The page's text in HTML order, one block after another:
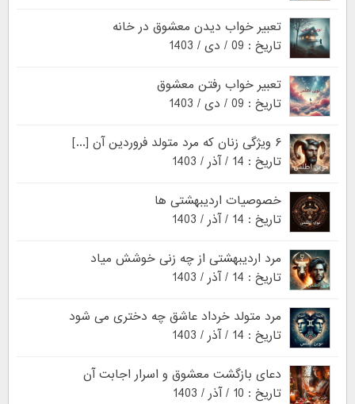
تعبیر خواب دیدن معشوق در خانه
تاریخ : 09 / دی / 1403
تعبیر خواب رفتن معشوق
تاریخ : 09 / دی / 1403
۶ ویژگی زنان که مرد متولد فروردین آن [...]
تاریخ : 14 / آذر / 1403
خصوصیات اردیبهشتی ها
تاریخ : 14 / آذر / 1403
مرد اردیبهشتی از چه زنی خوشش میاد
تاریخ : 14 / آذر / 1403
مرد متولد خرداد عاشق چه دختری می شود
تاریخ : 14 / آذر / 1403
دعای بازگشت معشوق و اسرار اجابت آن
تاریخ : 10 / آذر / 1403